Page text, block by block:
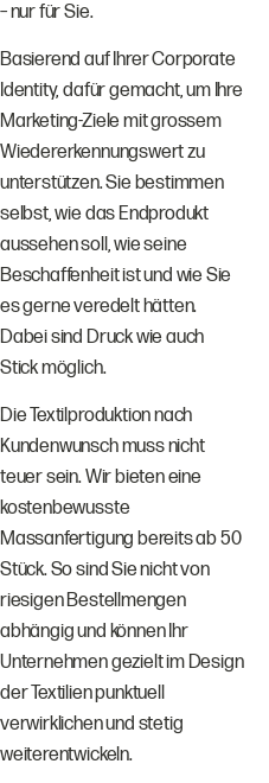
– nur für Sie.
Basierend auf Ihrer Corporate
Identity, dafür gemacht, um Ihre
Marketing-Ziele mit grossem
Wiedererkennungswert zu
unterstützen. Sie bestimmen
selbst, wie das Endprodukt
aussehen soll, wie seine
Beschaffenheit ist und wie Sie
es gerne veredelt hätten.
Dabei sind Druck wie auch
Stick möglich.
Die Textilproduktion nach
Kundenwunsch muss nicht
teuer sein. Wir bieten eine
kostenbewusste
Massanfertigung bereits ab 50
Stück. So sind Sie nicht von
riesigen Bestellmengen
abhängig und können Ihr
Unternehmen gezielt im Design
der Textilien punktuell
verwirklichen und stetig
weiterentwickeln.